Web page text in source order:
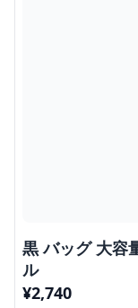
黒 バッグ 大容
ル
¥2,740